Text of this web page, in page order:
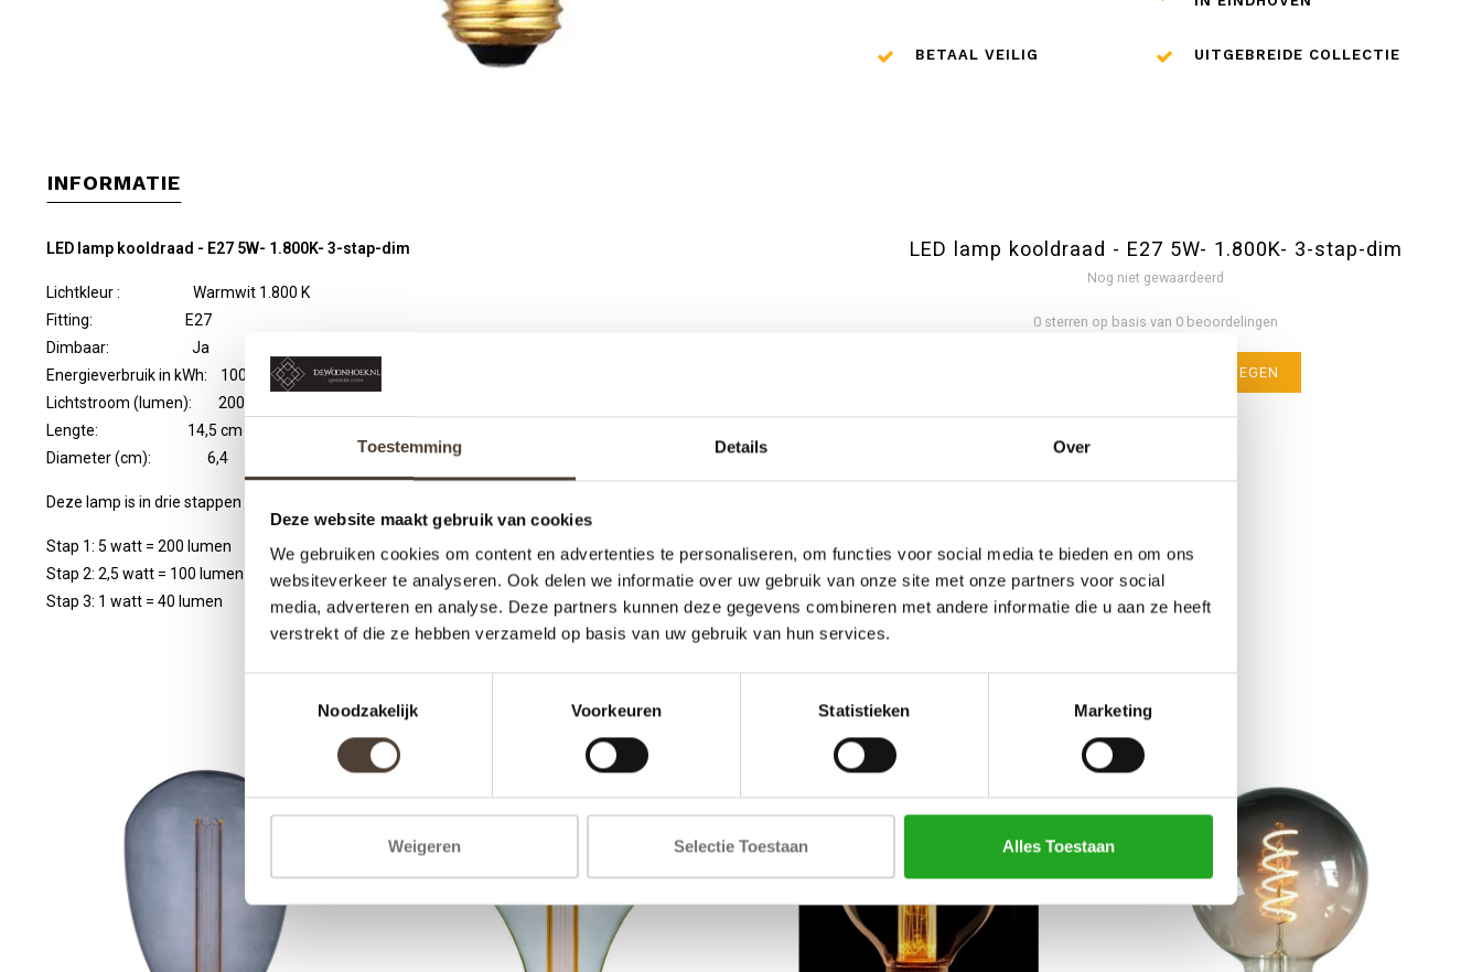
Toestemming Details Over
Deze website maakt gebruik van cookies
We gebruiken cookies om content en advertenties te personaliseren, om functies voor social media te bieden en om ons
websiteverkeer te analyseren. Ook delen we informatie over uw gebruik van onze site met onze partners voor social
media, adverteren en analyse. Deze partners kunnen deze gegevens combineren met andere informatie die u aan ze heeft
verstrekt of die ze hebben verzameld op basis van uw gebruik van hun services.
Noodzakelijk
Voorkeuren Statistieken Marketing
Weigeren Selectie Toestaan Alles Toestaan
BETAAL VEILIG UITGEBREIDE COLLECTIE
INFORMATIE
LED lamp kooldraad - E27 5W- 1.800K- 3-stap-dim
Lichtkleur : Warmwit 1.800 K
Fitting: E27
Dimbaar: Ja
Energieverbruik in kWh: 1000h
Lichtstroom (lumen): 200 lumen
Lengte: 14,5 cm
Diameter (cm): 6,4
Deze lamp is in drie stappen dimbaar via wandschakelaar.
Stap 1: 5 watt = 200 lumen
Stap 2: 2,5 watt = 100 lumen
Stap 3: 1 watt = 40 lumen
LED lamp kooldraad - E27 5W- 1.800K- 3-stap-dim
Nog niet gewaardeerd
0 sterren op basis van 0 beoordelingen
JE BEOORDELING TOEVOEGEN